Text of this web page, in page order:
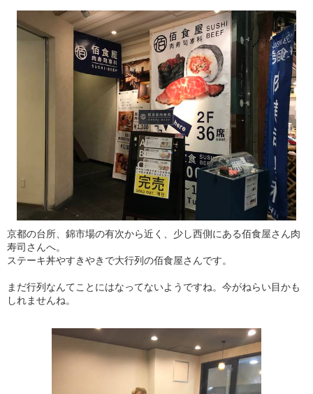
京都の台所、錦市場の有次から近く、少し西側にある佰食屋さん肉
寿司さんへ。
ステーキ丼やすきやきで大行列の佰食屋さんです。
まだ行列なんてことにはなってないようですね。今がねらい目かも
しれませんね。